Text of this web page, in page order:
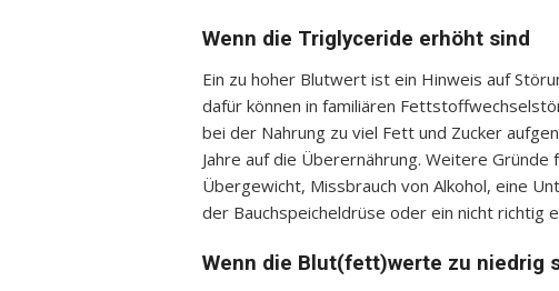
Wenn die Triglyceride erhöht sind
Ein zu hoher Blutwert ist ein Hinweis auf
dafür können in familiären
bei der Nahrung zu viel Fett und Zucker
Jahre auf die Überernährung. Weitere
Übergewicht, Missbrauch von Alkohol, eine
der Bauchspeicheldrüse oder ein nicht richtig
Wenn die Blut(fett)werte zu niedrig